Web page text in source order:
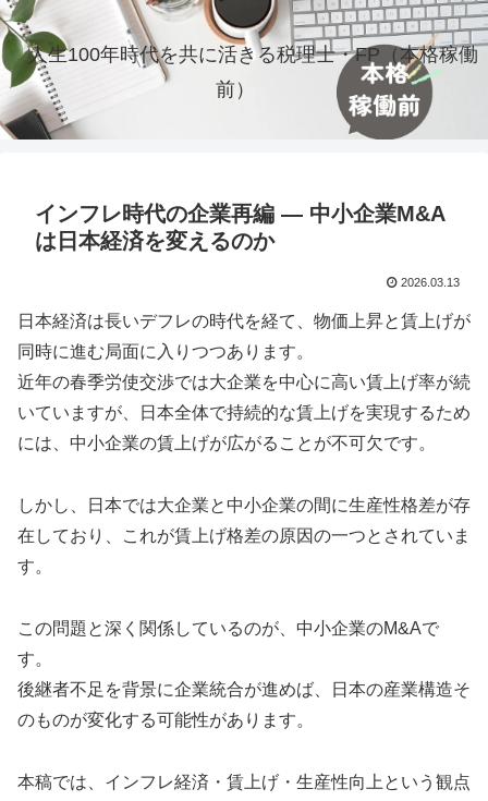
人生100年時代を共に活きる税理士・FP（本格稼働
前）
インフレ時代の企業再編 ― 中小企業M&A
は日本経済を変えるのか
2026.03.13
日本経済は長いデフレの時代を経て、物価上昇と賃上げが
同時に進む局面に入りつつあります。
近年の春季労使交渉では大企業を中心に高い賃上げ率が続
いていますが、日本全体で持続的な賃上げを実現するため
には、中小企業の賃上げが広がることが不可欠です。
しかし、日本では大企業と中小企業の間に生産性格差が存
在しており、これが賃上げ格差の原因の一つとされていま
す。
この問題と深く関係しているのが、中小企業のM&Aで
す。
後継者不足を背景に企業統合が進めば、日本の産業構造そ
のものが変化する可能性があります。
本稿では、インフレ経済・賃上げ・生産性向上という観点